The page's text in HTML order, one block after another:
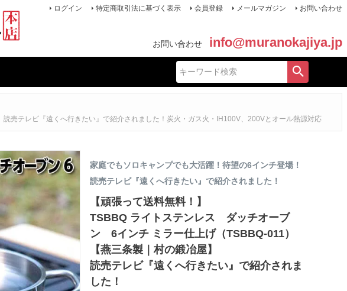
ログイン 特定商取引法に基づく表示 会員登録 メールマガジン お問い合わせ
お問い合わせ info@muranokajiya.jp
売テレビ『遠くへ行きたい』で紹介されました！炭火・ガス火・IH100V、200Vとオール熱源対応
家庭でもソロキャンプでも大活躍！待望の6インチ登場！
読売テレビ『遠くへ行きたい』で紹介されました！
【頑張って送料無料！】
TSBBQ ライトステンレス ダッチオーブ
ン 6インチ ミラー仕上げ（TSBBQ-011）
【燕三条製｜村の鍛冶屋】
読売テレビ『遠くへ行きたい』で紹介されま
した！